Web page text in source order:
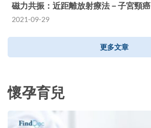
磁力共振：近距離放射療法－子宮頸癌
2021-09-29
更多文章
懷孕育兒